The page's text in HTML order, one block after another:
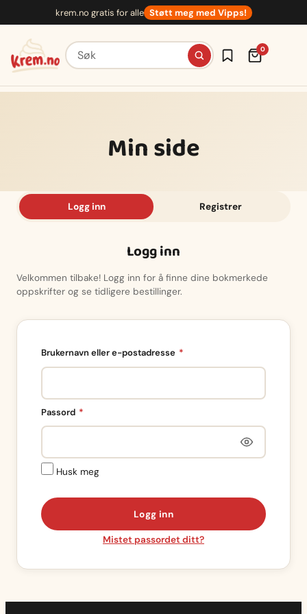
innhold
krem.no gratis for alle Støtt meg med Vipps!
Søk etter oppskrifter 0
Min side
Logg inn Registrer
Logg inn
Velkommen tilbake! Logg inn for å finne dine bokmerkede
oppskrifter og se tidligere bestillinger.
Brukernavn eller e-postadresse *
Passord *
Husk meg
Logg inn
Mistet passordet ditt?